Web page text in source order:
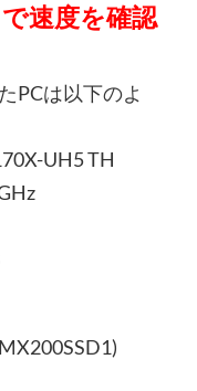
速度を確認
PCは以下のよ
UH5 TH